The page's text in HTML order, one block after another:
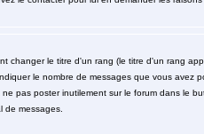
changer le titre d'un rang (le titre d'un rang
le nombre de messages que vous avez
pas poster inutilement sur le forum dans le
de messages.